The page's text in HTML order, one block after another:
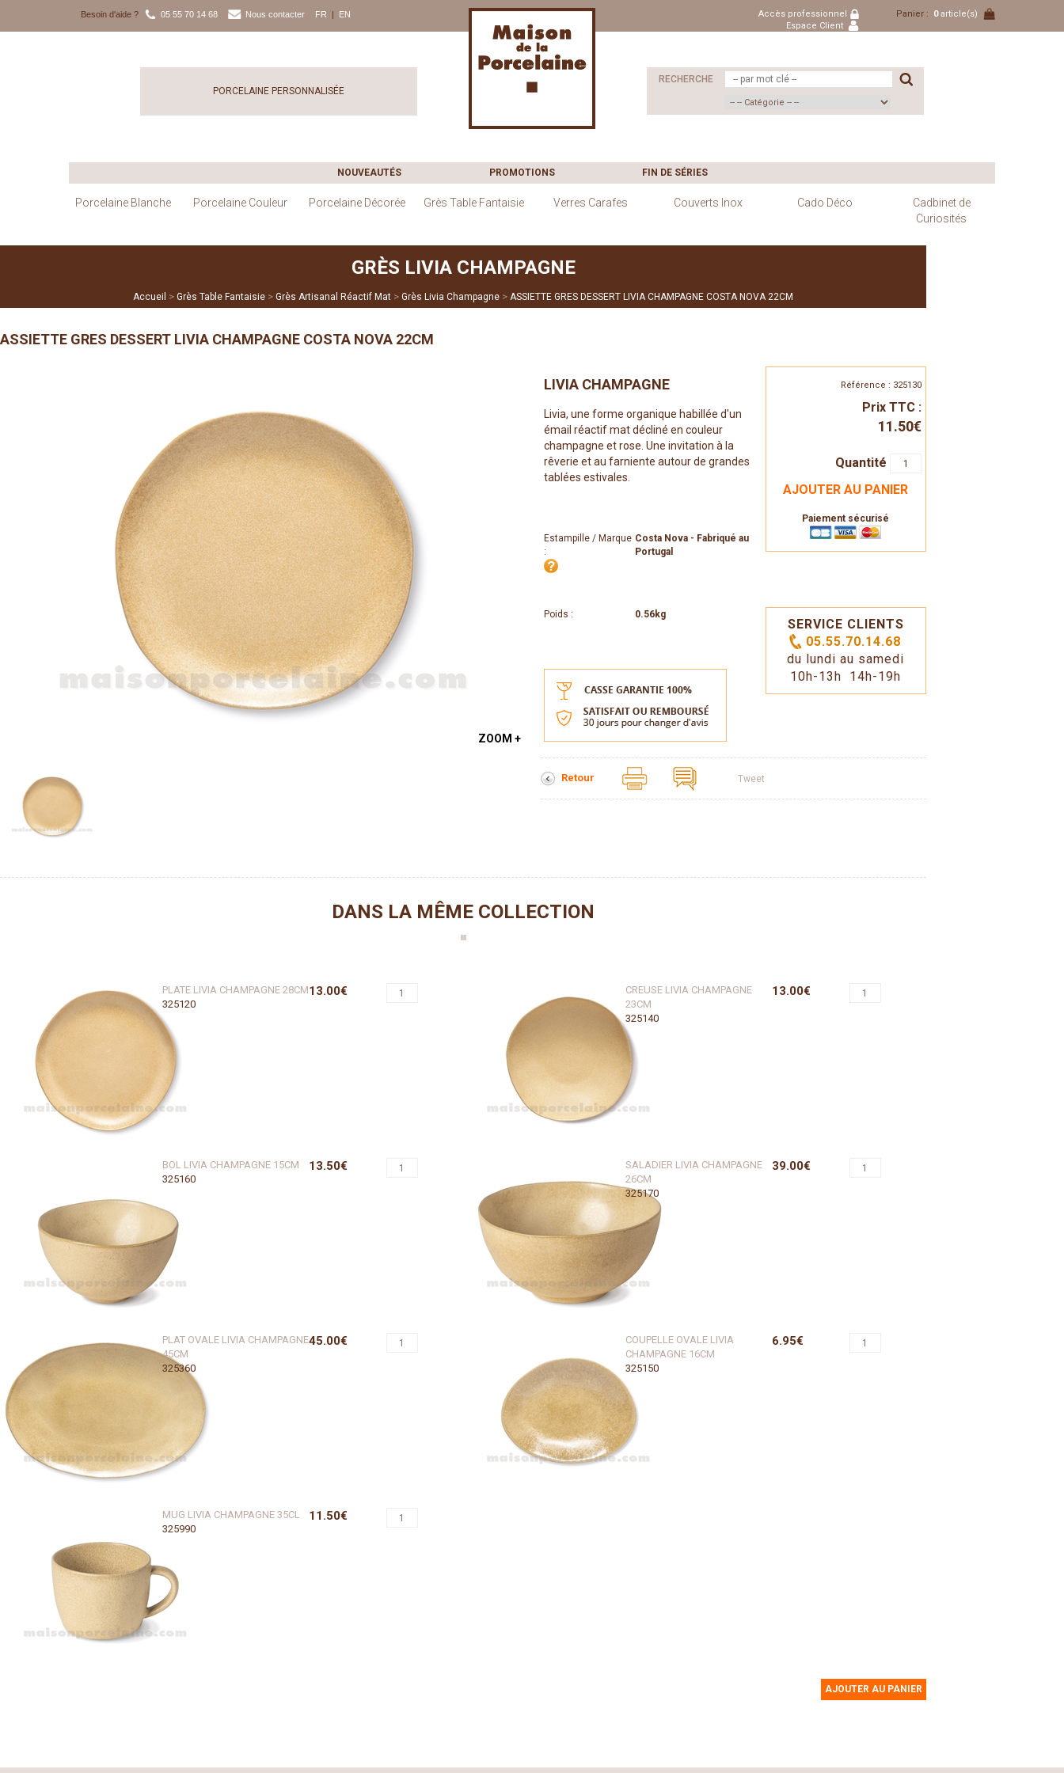
Besoin d'aide ? 05 55 70 14 68 Nous contacter FR | EN
Accès professionnel
Espace Client
Panier : 0article(s)
RECHERCHE
PORCELAINE PERSONNALISÉE
NOUVEAUTÉS PROMOTIONS FIN DE SÉRIES
Porcelaine Blanche Porcelaine Couleur Porcelaine Décorée Grès Table Fantaisie Verres Carafes Couverts Inox Cado Déco
Cadbinet de
Curiosités
GRÈS LIVIA CHAMPAGNE
Accueil > Grès Table Fantaisie > Grès Artisanal Réactif Mat > Grès Livia Champagne > ASSIETTE GRES DESSERT LIVIA CHAMPAGNE COSTA NOVA 22CM
ASSIETTE GRES DESSERT LIVIA CHAMPAGNE COSTA NOVA 22CM
ZOOM +
Référence : 325130
Prix TTC :
11.50€
Quantité
AJOUTER AU PANIER
Paiement sécurisé
SERVICE CLIENTS
05.55.70.14.68
du lundi au samedi
10h-13h 14h-19h
LIVIA CHAMPAGNE
Livia, une forme organique habillée d'un
émail réactif mat décliné en couleur
champagne et rose. Une invitation à la
rêverie et au farniente autour de grandes
tablées estivales.
Estampille / Marque
:
Costa Nova - Fabriqué au
Portugal
Poids : 0.56kg
Retour Tweet
DANS LA MÊME COLLECTION
PLATE LIVIA CHAMPAGNE 28CM
325120
13.00€
CREUSE LIVIA CHAMPAGNE
23CM
325140
13.00€
BOL LIVIA CHAMPAGNE 15CM
325160
13.50€
SALADIER LIVIA CHAMPAGNE
26CM
325170
39.00€
PLAT OVALE LIVIA CHAMPAGNE
45CM
325360
45.00€
COUPELLE OVALE LIVIA
CHAMPAGNE 16CM
325150
6.95€
MUG LIVIA CHAMPAGNE 35CL
325990
11.50€
AJOUTER AU PANIER